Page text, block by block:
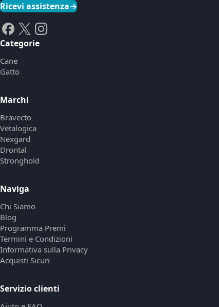
Ricevi assistenza→
Categorie
Cane
Gatto
Marchi
Bravecto
Vetalogica
Nexgard
Drontal
Stronghold
Naviga
Chi Siamo
Blog
Programma Premi
Termini e Condizioni
Informativa sulla Privacy
Acquisti Sicuri
Servizio clienti